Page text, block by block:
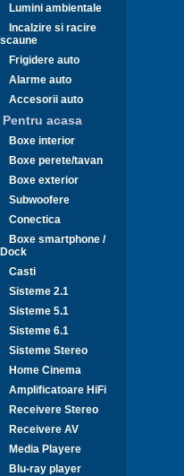
Lumini ambientale
Incalzire si racire
scaune
Frigidere auto
Alarme auto
Accesorii auto
Pentru acasa
Boxe interior
Boxe perete/tavan
Boxe exterior
Subwoofere
Conectica
Boxe smartphone /
Dock
Casti
Sisteme 2.1
Sisteme 5.1
Sisteme 6.1
Sisteme Stereo
Home Cinema
Amplificatoare HiFi
Receivere Stereo
Receivere AV
Media Playere
Blu-ray player